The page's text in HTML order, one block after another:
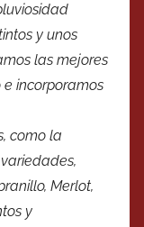
y unos
las mejores
incorporamos
como la
Merlot,
y